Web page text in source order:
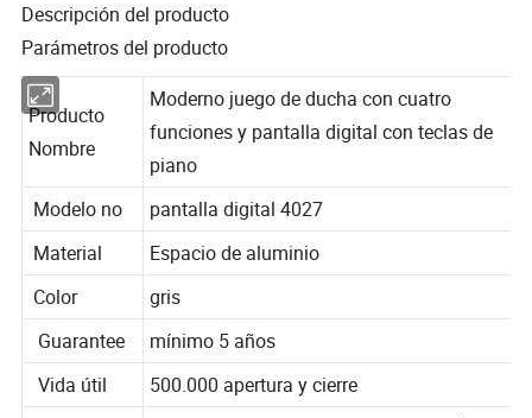
Descripción del producto
Parámetros del producto
Producto
Moderno juego de ducha con cuatro
funciones y pantalla digital con teclas de
piano
Modelo no pantalla digital 4027
Material Espacio de aluminio
Color gris
Guarantee
mínimo 5 años